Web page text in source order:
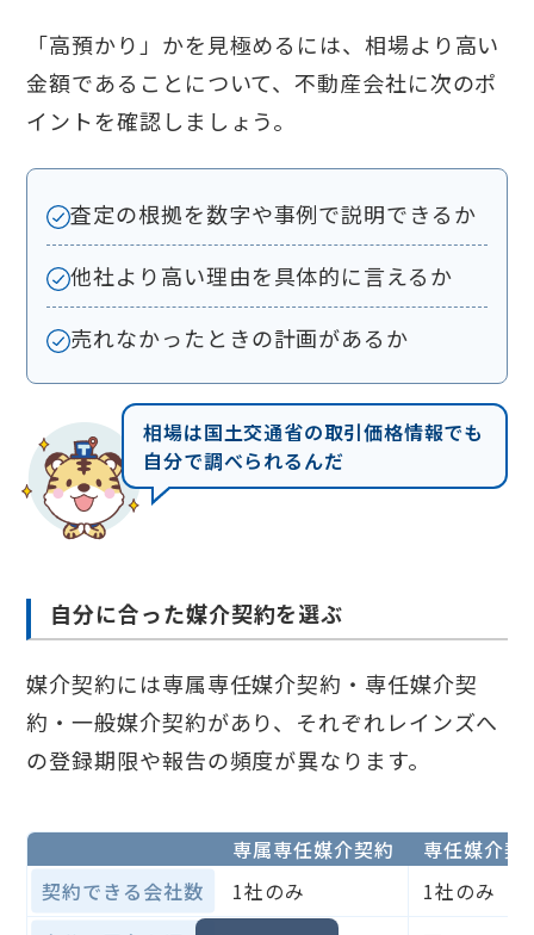
「高預かり」かを見極めるには、相場より高い
金額であることについて、不動産会社に次のポ
イントを確認しましょう。
査定の根拠を数字や事例で説明できるか
他社より高い理由を具体的に言えるか
売れなかったときの計画があるか
相場は国土交通省の取引価格情報でも
自分で調べられるんだ
自分に合った媒介契約を選ぶ
媒介契約には専属専任媒介契約・専任媒介契
約・一般媒介契約があり、それぞれレインズへ
の登録期限や報告の頻度が異なります。
専属専任媒介契約
専任媒介契
契約できる会社数
1社のみ
1社のみ